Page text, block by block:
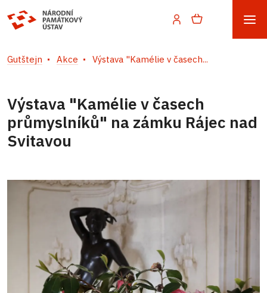
Gutštejn Akce Výstava "Kamélie v časech...
Výstava "Kamélie v časech
průmyslníků" na zámku Rájec nad
Svitavou